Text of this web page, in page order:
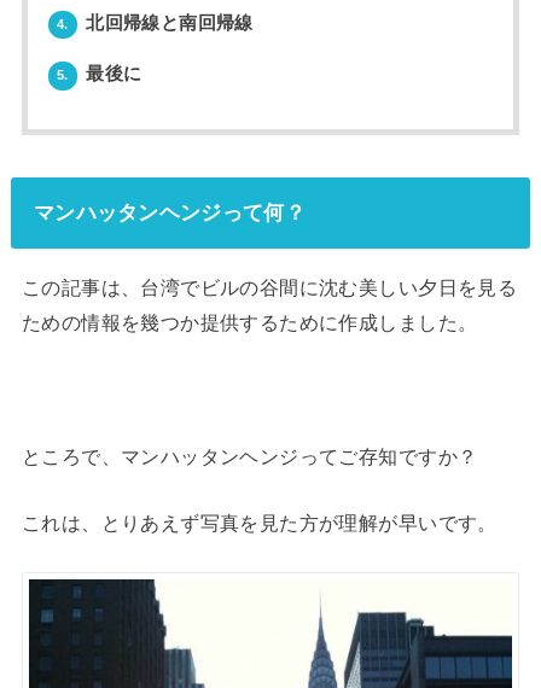
4. 北回帰線と南回帰線
5. 最後に
マンハッタンヘンジって何？
この記事は、台湾でビルの谷間に沈む美しい夕日を見る
ための情報を幾つか提供するために作成しました。
ところで、マンハッタンヘンジってご存知ですか？
これは、とりあえず写真を見た方が理解が早いです。